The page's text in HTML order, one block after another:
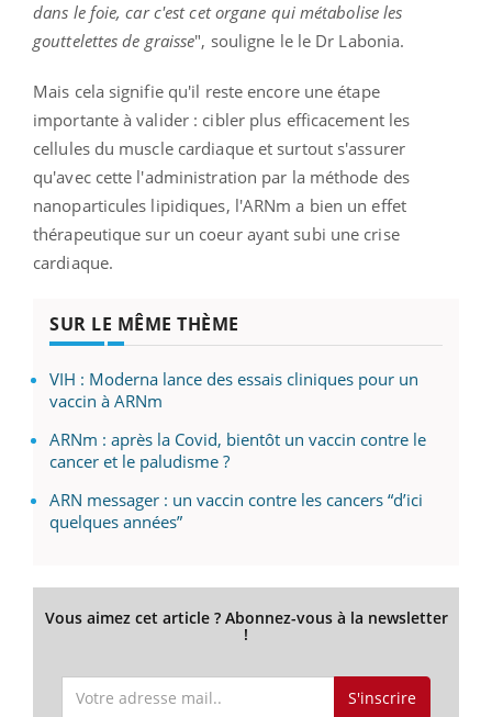
dans le foie, car c'est cet organe qui métabolise les
gouttelettes de graisse", souligne le le Dr Labonia.
Mais cela signifie qu'il reste encore une étape
importante à valider : cibler plus efficacement les
cellules du muscle cardiaque et surtout s'assurer
qu'avec cette l'administration par la méthode des
nanoparticules lipidiques, l'ARNm a bien un effet
thérapeutique sur un coeur ayant subi une crise
cardiaque.
SUR LE MÊME THÈME
VIH : Moderna lance des essais cliniques pour un
vaccin à ARNm
ARNm : après la Covid, bientôt un vaccin contre le
cancer et le paludisme ?
ARN messager : un vaccin contre les cancers “d’ici
quelques années”
Vous aimez cet article ? Abonnez-vous à la newsletter
!
S'inscrire